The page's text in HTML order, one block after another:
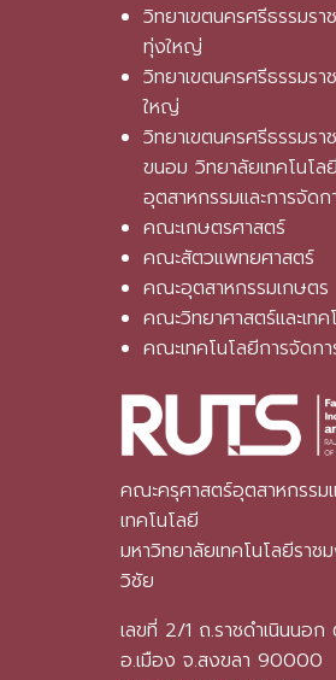
วิทยาเขตนครศรีธรรมร
ทุ่งใหญ่
วิทยาเขตนครศรีธรรมร
ใหญ่
วิทยาเขตนครศรีธรรมร
ขนอม วิทยาลัยเทคโนโลยี
อุตสาหกรรมและการจัดก
คณะเกษตรศาสตร์
คณะสัตวแพทยศาสตร์
คณะอุตสาหกรรมเกษตร
คณะวิทยาศาสตร์และเทค
คณะเทคโนโลยีการจัดกา
คณะครุศาสตร์อุตสาหกรรม
เทคโนโลยี
มหาวิทยาลัยเทคโนโลยีราช
วิชัย
เลขที่ 2/1 ถ.ราชดำเนินนอ
อ.เมือง จ.สงขลา 90000